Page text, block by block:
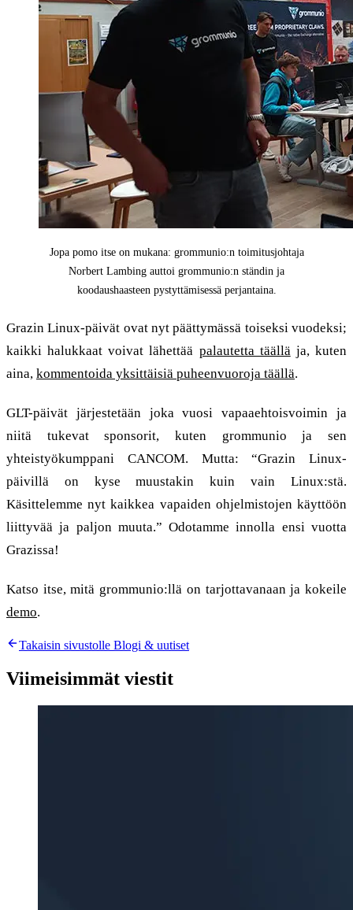
Jopa pomo itse on mukana: grommunio:n toimitusjohtaja
Norbert Lambing auttoi grommunio:n ständin ja
koodaushaasteen pystyttämisessä perjantaina.
Grazin Linux-päivät ovat nyt päättymässä toiseksi vuodeksi;
kaikki halukkaat voivat lähettää palautetta täällä ja, kuten
aina, kommentoida yksittäisiä puheenvuoroja täällä.
GLT-päivät järjestetään joka vuosi vapaaehtoisvoimin ja
niitä tukevat sponsorit, kuten grommunio ja sen
yhteistyökumppani CANCOM. Mutta: “Grazin Linux-
päivillä on kyse muustakin kuin vain Linux:stä.
Käsittelemme nyt kaikkea vapaiden ohjelmistojen käyttöön
liittyvää ja paljon muuta.” Odotamme innolla ensi vuotta
Grazissa!
Katso itse, mitä grommunio:llä on tarjottavanaan ja kokeile
demo.
Takaisin sivustolle Blogi & uutiset
Viimeisimmät viestit